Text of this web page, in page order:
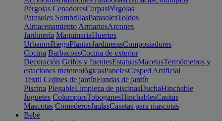
Pérgolas CenadoresCarpasPérgolas
Parasoles SombrillasParasolesToldos
Almacenamiento ArmariosArcones
Jardinería MaquinariaHuertos
UrbanosRiegoPlantasJardinerasCompostadores
Cocina BarbacoasCocina de exterior
Decoración Grifos y fuentesEstatuasMacetasTermómetros y
estaciones metereológicasPanelesCesped Artificial
Textil Cojines de jardínFundas de jardín
Piscina PlegableLimpieza de piscinasDuchaHinchable
Juguetes ColumpiosToboganesHinchablesCasitas
Mascotas ComederosJaulasCasetas para mascotas
Bebé